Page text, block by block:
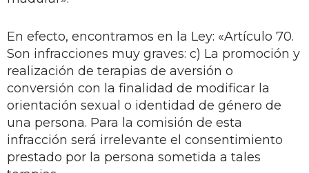
En efecto, encontramos en la Ley: «Artículo 70.
Son infracciones muy graves: c) La promoción y
realización de terapias de aversión o
conversión con la finalidad de modificar la
orientación sexual o identidad de género de
una persona. Para la comisión de esta
infracción será irrelevante el consentimiento
prestado por la persona sometida a tales